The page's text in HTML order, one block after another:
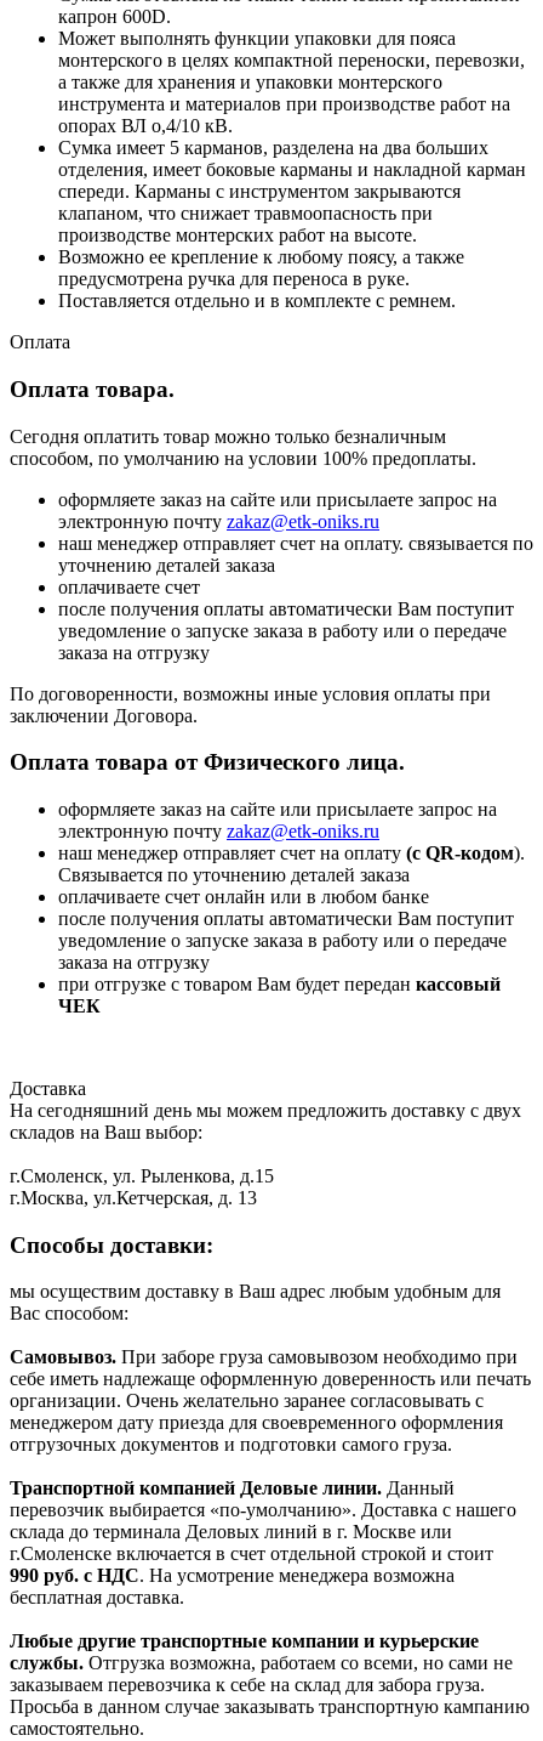
капрон 600D.
Может выполнять функции упаковки для пояса
монтерского в целях компактной переноски, перевозки,
а также для хранения и упаковки монтерского
инструмента и материалов при производстве работ на
опорах ВЛ о,4/10 кВ.
Сумка имеет 5 карманов, разделена на два больших
отделения, имеет боковые карманы и накладной карман
спереди. Карманы с инструментом закрываются
клапаном, что снижает травмоопасность при
производстве монтерских работ на высоте.
Возможно ее крепление к любому поясу, а также
предусмотрена ручка для переноса в руке.
Поставляется отдельно и в комплекте с ремнем.
Оплата
Оплата товара.
Сегодня оплатить товар можно только безналичным
способом, по умолчанию на условии 100% предоплаты.
оформляете заказ на сайте или присылаете запрос на
электронную почту zakaz@etk-oniks.ru
наш менеджер отправляет счет на оплату. связывается по
уточнению деталей заказа
оплачиваете счет
после получения оплаты автоматически Вам поступит
уведомление о запуске заказа в работу или о передаче
заказа на отгрузку
По договоренности, возможны иные условия оплаты при
заключении Договора.
Оплата товара от Физического лица.
оформляете заказ на сайте или присылаете запрос на
электронную почту zakaz@etk-oniks.ru
наш менеджер отправляет счет на оплату (с QR-кодом).
Связывается по уточнению деталей заказа
оплачиваете счет онлайн или в любом банке
после получения оплаты автоматически Вам поступит
уведомление о запуске заказа в работу или о передаче
заказа на отгрузку
при отгрузке с товаром Вам будет передан кассовый
ЧЕК
Доставка
На сегодняшний день мы можем предложить доставку с двух
складов на Ваш выбор:
г.Смоленск, ул. Рыленкова, д.15
г.Москва, ул.Кетчерская, д. 13
Способы доставки:
мы осуществим доставку в Ваш адрес любым удобным для
Вас способом:
Самовывоз. При заборе груза самовывозом необходимо при
себе иметь надлежаще оформленную доверенность или печать
организации. Очень желательно заранее согласовывать с
менеджером дату приезда для своевременного оформления
отгрузочных документов и подготовки самого груза.
Транспортной компанией Деловые линии. Данный
перевозчик выбирается «по-умолчанию». Доставка с нашего
склада до терминала Деловых линий в г. Москве или
г.Смоленске включается в счет отдельной строкой и стоит
990 руб. с НДС. На усмотрение менеджера возможна
бесплатная доставка.
Любые другие транспортные компании и курьерские
службы. Отгрузка возможна, работаем со всеми, но сами не
заказываем перевозчика к себе на склад для забора груза.
Просьба в данном случае заказывать транспортную кампанию
самостоятельно.